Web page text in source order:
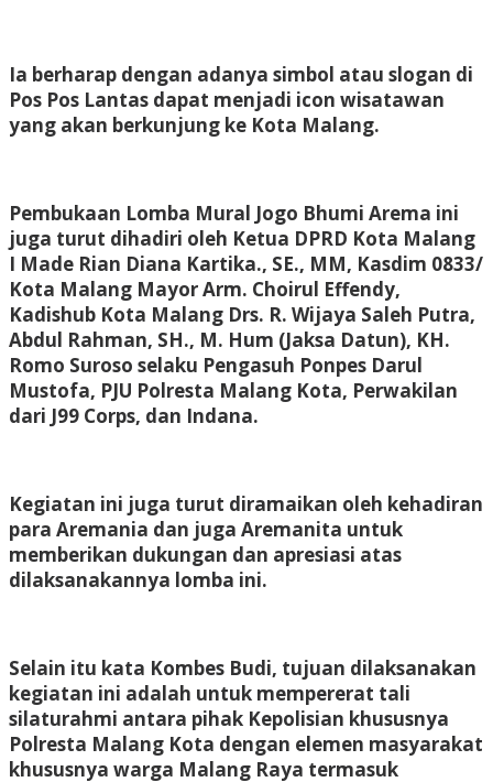
Ia berharap dengan adanya simbol atau slogan di
Pos Pos Lantas dapat menjadi icon wisatawan
yang akan berkunjung ke Kota Malang.
Pembukaan Lomba Mural Jogo Bhumi Arema ini
juga turut dihadiri oleh Ketua DPRD Kota Malang
I Made Rian Diana Kartika., SE., MM, Kasdim 0833/
Kota Malang Mayor Arm. Choirul Effendy,
Kadishub Kota Malang Drs. R. Wijaya Saleh Putra,
Abdul Rahman, SH., M. Hum (Jaksa Datun), KH.
Romo Suroso selaku Pengasuh Ponpes Darul
Mustofa, PJU Polresta Malang Kota, Perwakilan
dari J99 Corps, dan Indana.
Kegiatan ini juga turut diramaikan oleh kehadiran
para Aremania dan juga Aremanita untuk
memberikan dukungan dan apresiasi atas
dilaksanakannya lomba ini.
Selain itu kata Kombes Budi, tujuan dilaksanakan
kegiatan ini adalah untuk mempererat tali
silaturahmi antara pihak Kepolisian khususnya
Polresta Malang Kota dengan elemen masyarakat
khususnya warga Malang Raya termasuk